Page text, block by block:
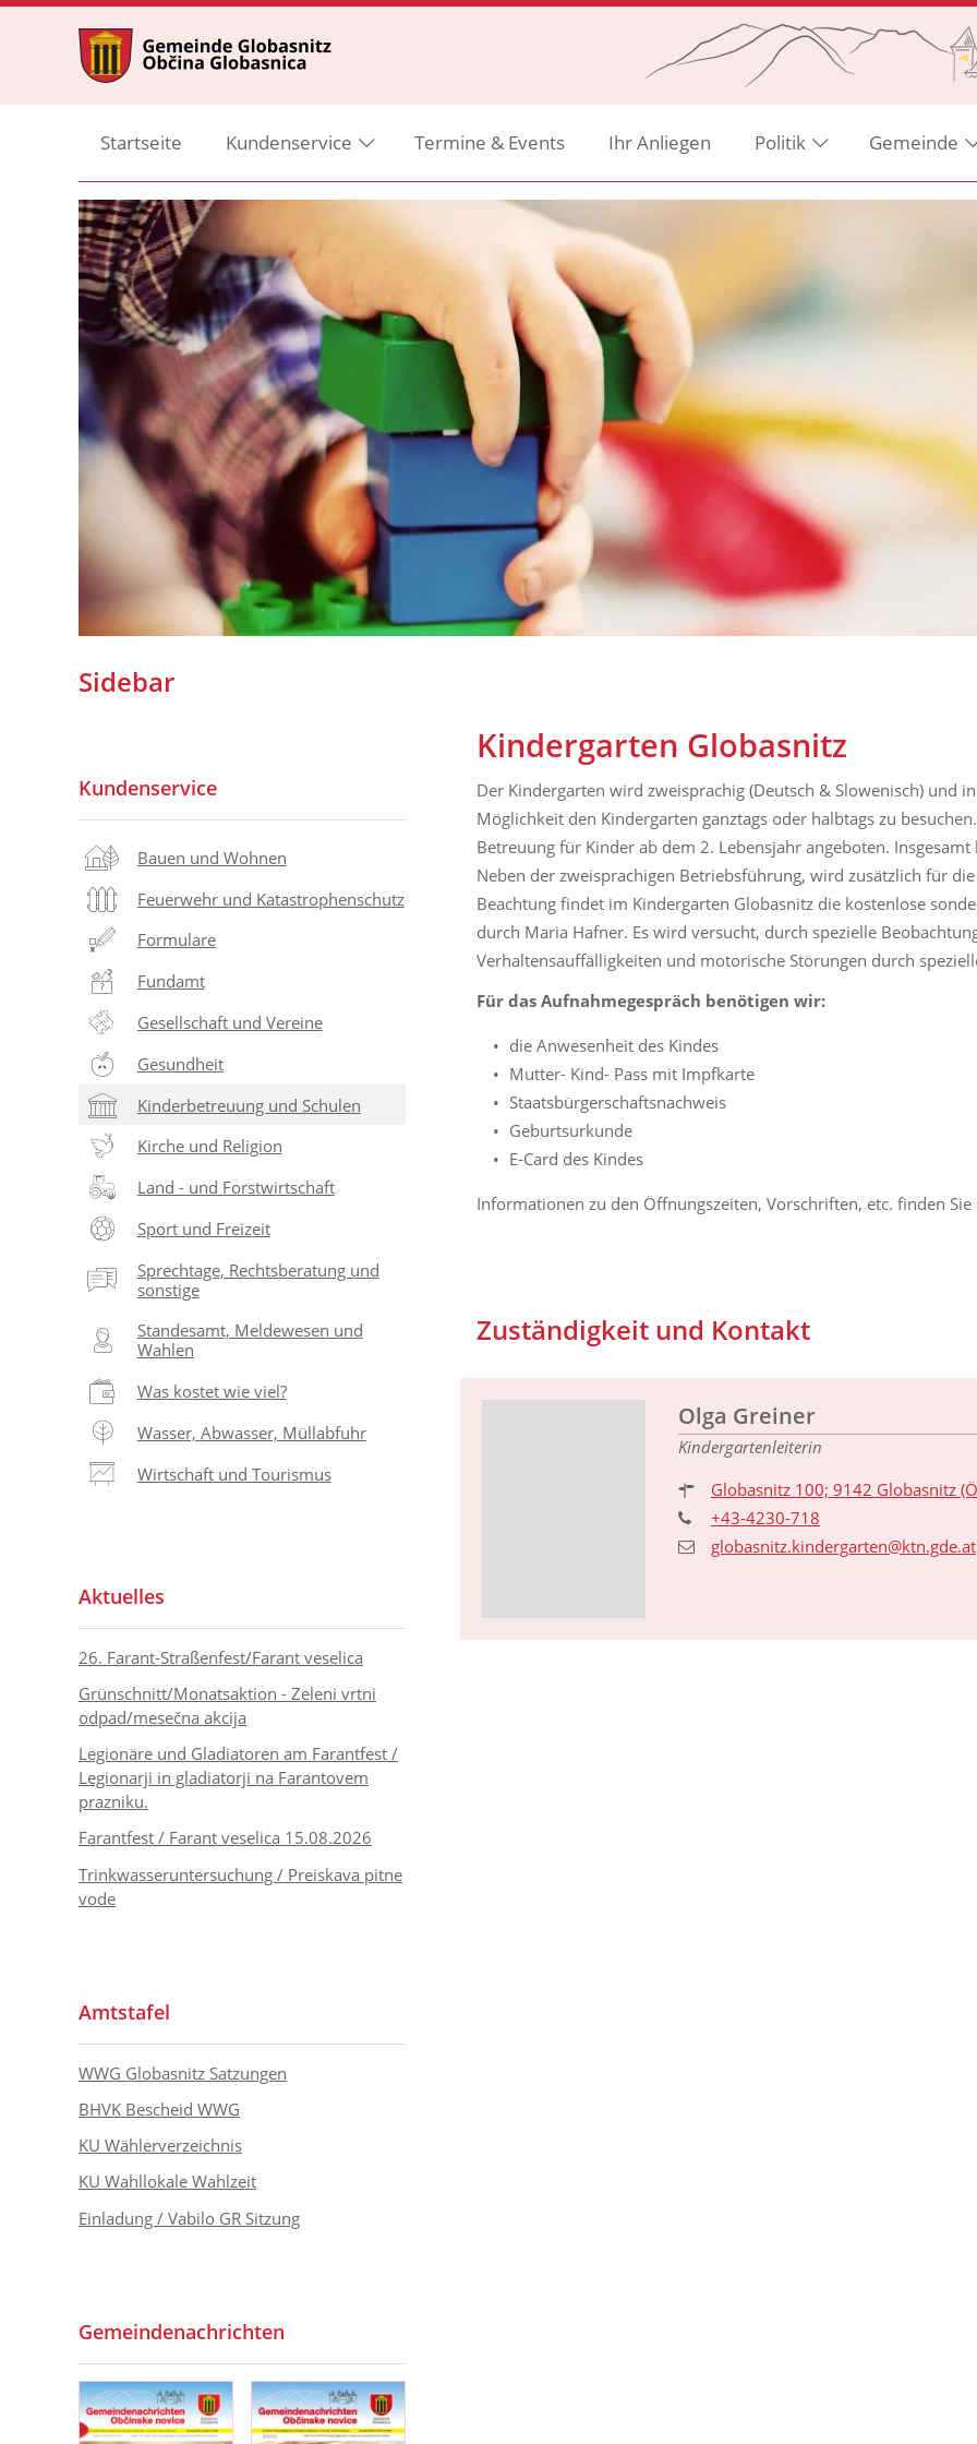
Startseite Kundenservice Termine & Events Ihr Anliegen Politik Gemeinde
Kindergarten Globasnitz
Der Kindergarten wird zweisprachig (Deutsch & Slowenisch) und
Möglichkeit den Kindergarten ganztags oder halbtags zu
Betreuung für Kinder ab dem 2. Lebensjahr angeboten.
Neben der zweisprachigen Betriebsführung, wird zusätzlich für
Beachtung findet im Kindergarten Globasnitz die kostenlose
durch Maria Hafner. Es wird versucht, durch spezielle
Verhaltensauffälligkeiten und motorische Störungen durch
Für das Aufnahmegespräch benötigen wir:
die Anwesenheit des Kindes
Mutter- Kind- Pass mit Impfkarte
Staatsbürgerschaftsnachweis
Geburtsurkunde
E-Card des Kindes
Informationen zu den Öffnungszeiten, Vorschriften, etc. finden
Zuständigkeit und Kontakt
Olga Greiner
Kindergartenleiterin
Globasnitz 100; 9142 Globasnitz
+43-4230-718
globasnitz.kindergarten@ktn.gde.at
Sidebar
Kundenservice
Bauen und Wohnen
Feuerwehr und Katastrophenschutz
Formulare
Fundamt
Gesellschaft und Vereine
Gesundheit
Kinderbetreuung und Schulen
Kirche und Religion
Land - und Forstwirtschaft
Sport und Freizeit
Sprechtage, Rechtsberatung und
sonstige
Standesamt, Meldewesen und
Wahlen
Was kostet wie viel?
Wasser, Abwasser, Müllabfuhr
Wirtschaft und Tourismus
Aktuelles
26. Farant-Straßenfest/Farant veselica
Grünschnitt/Monatsaktion - Zeleni vrtni
odpad/mesečna akcija
Legionäre und Gladiatoren am Farantfest /
Legionarji in gladiatorji na Farantovem
prazniku.
Farantfest / Farant veselica 15.08.2026
Trinkwasseruntersuchung / Preiskava pitne
vode
Amtstafel
WWG Globasnitz Satzungen
BHVK Bescheid WWG
KU Wählerverzeichnis
KU Wahllokale Wahlzeit
Einladung / Vabilo GR Sitzung
Gemeindenachrichten